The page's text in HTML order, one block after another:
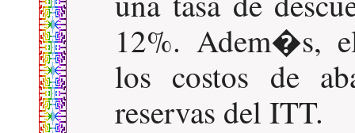
12%. Adem�s,
los costos de
reservas del ITT.